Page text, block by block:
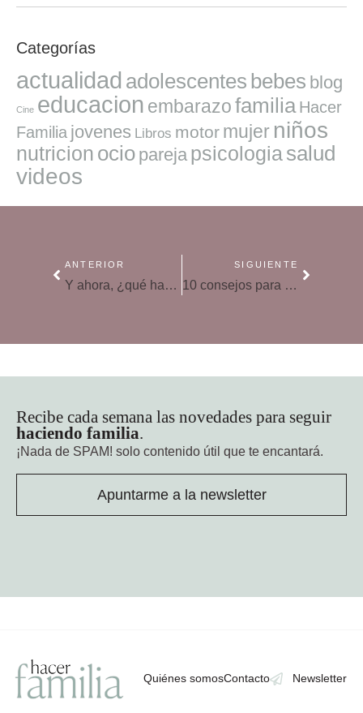
Categorías
actualidad adolescentes bebes blog
Cine educacion embarazofamilia Hacer
Familia jovenes Libros motor mujer niños
nutricion ocio pareja psicologiasalud
videos
ANTERIOR
Y ahora, ¿qué hacemos con los niños los días festivos o feriados?
SIGUIENTE
10 consejos para padres primerizos
Recibe cada semana las novedades para seguir
haciendo familia.
¡Nada de SPAM! solo contenido útil que te encantará.
Apuntarme a la newsletter
Quiénes somosContacto Newsletter